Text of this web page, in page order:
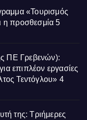
«Τουρισμός
η προσθεσμία 5
ΠΕ Γρεβενών):
επιπλέον εργασίες
Τεντόγλου» 4
της: Τριήμερες